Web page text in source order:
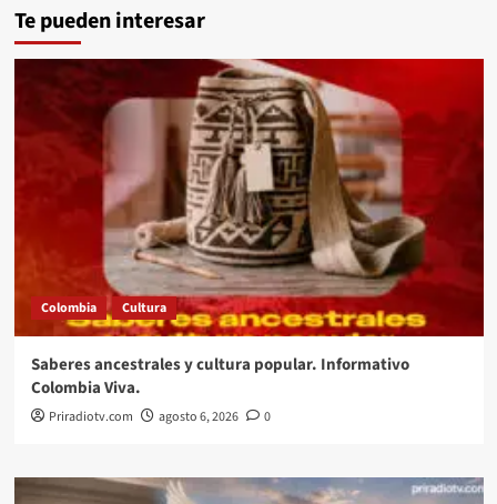
Te pueden interesar
Colombia Cultura
Saberes ancestrales y cultura popular. Informativo
Colombia Viva.
Priradiotv.com agosto 6, 2026 0